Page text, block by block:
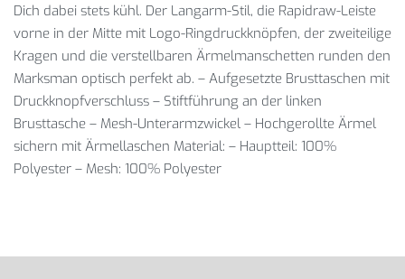
Dich dabei stets kühl. Der Langarm-Stil, die Rapidraw-Leiste
vorne in der Mitte mit Logo-Ringdruckknöpfen, der zweiteilige
Kragen und die verstellbaren Ärmelmanschetten runden den
Marksman optisch perfekt ab. – Aufgesetzte Brusttaschen mit
Druckknopfverschluss – Stiftführung an der linken
Brusttasche – Mesh-Unterarmzwickel – Hochgerollte Ärmel
sichern mit Ärmellaschen Material: – Hauptteil: 100%
Polyester – Mesh: 100% Polyester